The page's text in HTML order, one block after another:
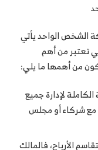
الشخص الواحد يأتي
تعتبر من أهم
من أهمها ما يلي:
لإدارة جميع
مع شركاء أو مجلس
الأرباح، فالمالك